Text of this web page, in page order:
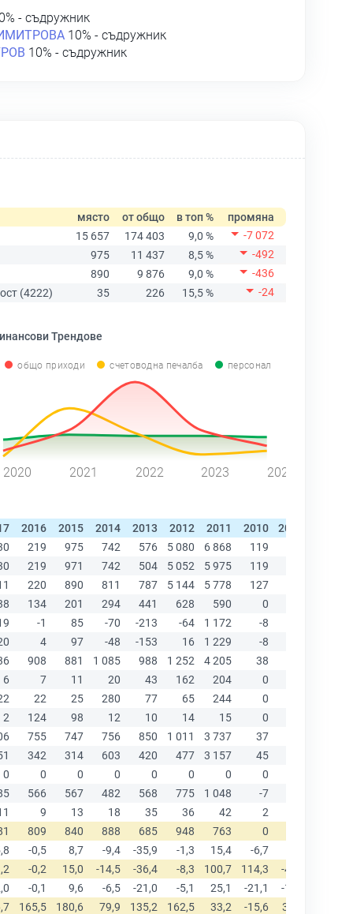
- съдружник
10% - съдружник
10% - съдружник
място от общо в топ %
промяна
15 657
174 403 9,0 %
-7 072
975
11 437 8,5 %
-492
890
9 876 9,0 %
-436
(4222)
35 226 15,5 % -24
Трендове
общо приходи счетоводна печалба персонал
2020 2021 2022 2023 2024
2016 2015 2014 2013 2012 2011 2010 2009